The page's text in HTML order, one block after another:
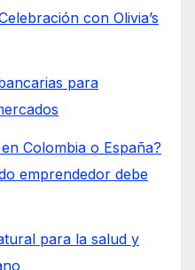
con Olivia’s
para
Colombia o España?
emprendedor debe
para la salud y